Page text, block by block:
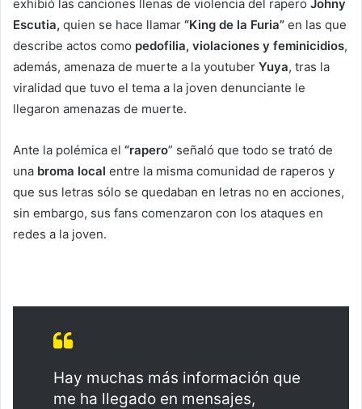
exhibió las canciones llenas de violencia del rapero Johny
Escutia, quien se hace llamar “King de la Furia” en las que
describe actos como pedofilia, violaciones y feminicidios,
además, amenaza de muerte a la youtuber Yuya, tras la
viralidad que tuvo el tema a la joven denunciante le
llegaron amenazas de muerte.
Ante la polémica el “rapero” señaló que todo se trató de
una broma local entre la misma comunidad de raperos y
que sus letras sólo se quedaban en letras no en acciones,
sin embargo, sus fans comenzaron con los ataques en
redes a la joven.
Hay muchas más información que
me ha llegado en mensajes,